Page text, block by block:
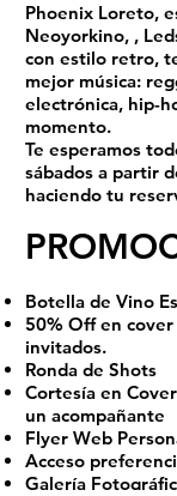
Phoenix Loreto,
Neoyorkino, ,
con estilo retro,
mejor música:
electrónica, hip-
momento.​
Te esperamos
sábados a partir
haciendo tu
Botella de Vino
50% Off en
invitados.
Ronda de Shots
Cortesía en
un acompañante
Flyer Web
Acceso
Galería